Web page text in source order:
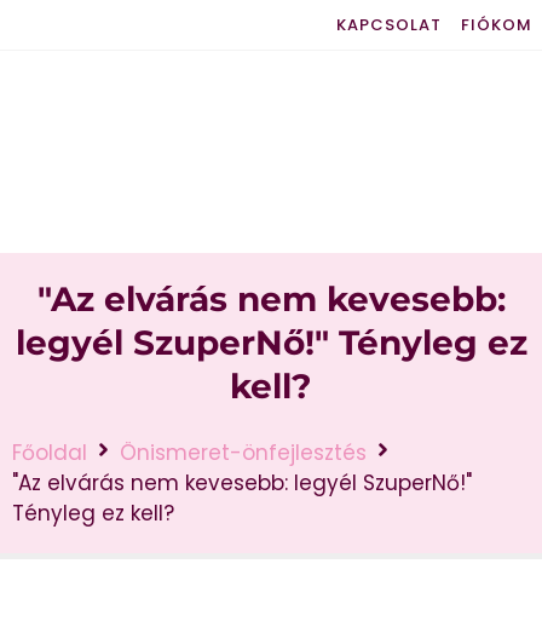
KAPCSOLAT FIÓKOM
"Az elvárás nem kevesebb:
legyél SzuperNő!" Tényleg ez
kell?
Főoldal
Önismeret-önfejlesztés
"Az elvárás nem kevesebb: legyél SzuperNő!"
Tényleg ez kell?